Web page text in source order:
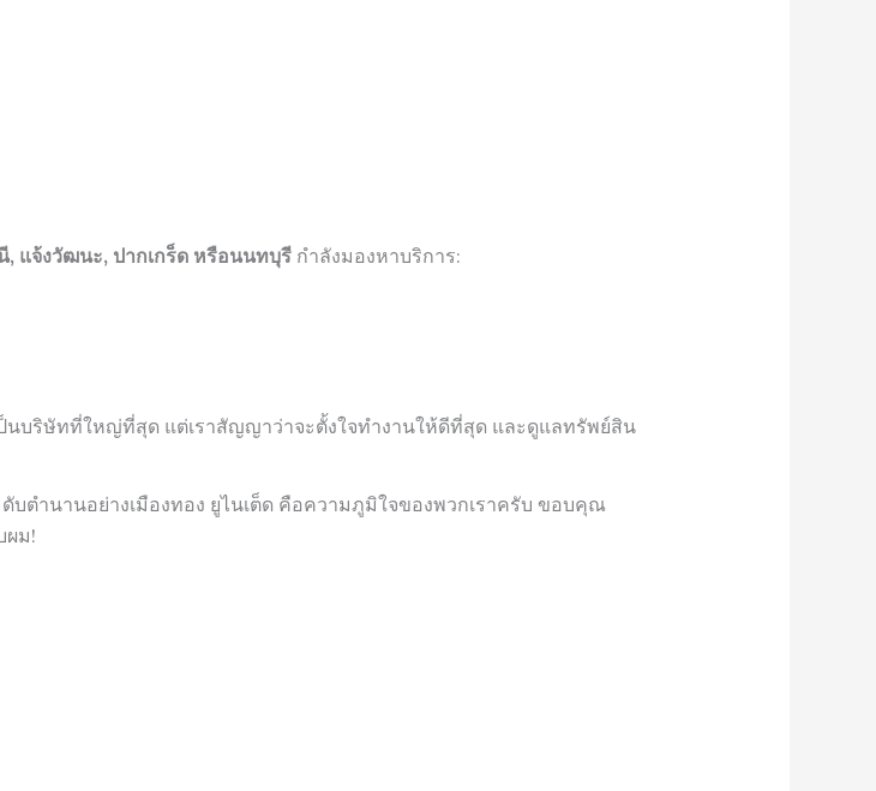
, แจ้งวัฒนะ, ปากเกร็ด หรือนนทบุรีกำลังมองหาบริการ:
นบริษัทที่ใหญ่ที่สุด แต่เราสัญญาว่าจะตั้งใจทำงานให้ดีที่สุด และดูแลทรัพย์สิน
บตำนานอย่างเมืองทอง ยูไนเต็ด คือความภูมิใจของพวกเราครับ ขอบคุณ
ผม!